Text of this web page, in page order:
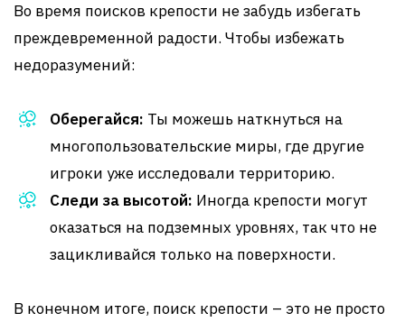
Во время поисков крепости не забудь избегать
преждевременной радости. Чтобы избежать
недоразумений:
Оберегайся: Ты можешь наткнуться на
многопользовательские миры, где другие
игроки уже исследовали территорию.
Следи за высотой: Иногда крепости могут
оказаться на подземных уровнях, так что не
зацикливайся только на поверхности.
В конечном итоге, поиск крепости – это не просто